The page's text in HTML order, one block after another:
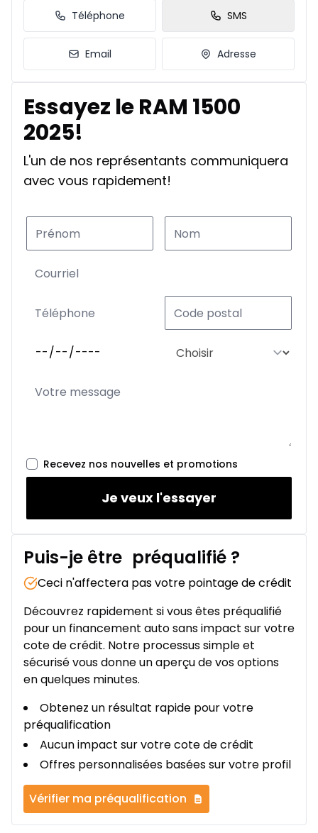
Téléphone SMS
Email Adresse
Essayez le RAM 1500
2025!
L'un de nos représentants communiquera
avec vous rapidement!
Recevez nos nouvelles et promotions
Je veux l'essayer
Puis-je être préqualifié ?
Ceci n'affectera pas votre pointage de crédit
Découvrez rapidement si vous êtes préqualifié
pour un financement auto sans impact sur votre
cote de crédit. Notre processus simple et
sécurisé vous donne un aperçu de vos options
en quelques minutes.
Obtenez un résultat rapide pour votre
préqualification
Aucun impact sur votre cote de crédit
Offres personnalisées basées sur votre profil
Vérifier ma préqualification